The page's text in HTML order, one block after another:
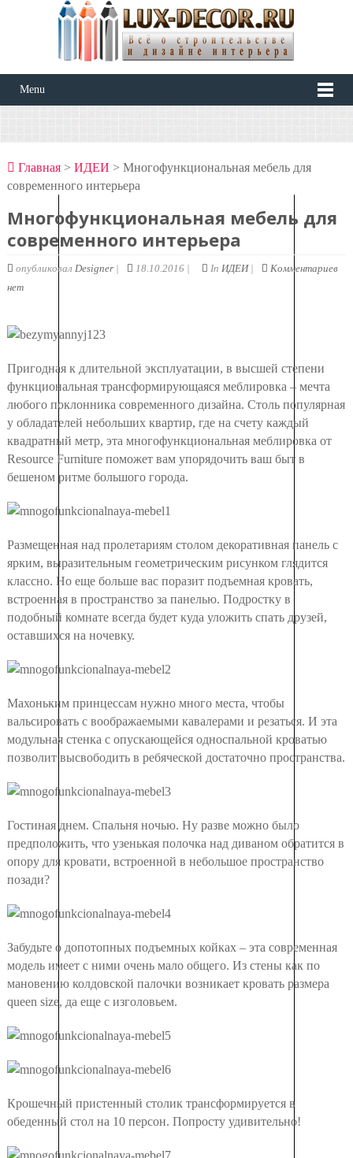
Menu
Главная> ИДЕИ > Многофункциональная мебель для
современного интерьера
Многофункциональная мебель для
современного интерьера
опубликовал Designer| 18.10.2016 | In ИДЕИ|
Комментариев
нет
Пригодная к длительной эксплуатации, в высшей степени
функциональная трансформирующаяся меблировка – мечта
любого поклонника современного дизайна. Столь популярная
у обладателей небольших квартир, где на счету каждый
квадратный метр, эта многофункциональная меблировка от
Resource Furniture поможет вам упорядочить ваш быт в
бешеном ритме большого города.
Размещенная над пролетариям столом декоративная панель с
ярким, выразительным геометрическим рисунком глядится
классно. Но еще больше вас поразит подъемная кровать,
встроенная в пространство за панелью. Подростку в
подобный комнате всегда будет куда уложить спать друзей,
оставшихся на ночевку.
Махоньким принцессам нужно много места, чтобы
вальсировать с воображаемыми кавалерами и резаться. И эта
модульная стенка с опускающейся односпальной кроватью
позволит высвободить в ребяческой достаточно пространства.
Гостиная днем. Спальня ночью. Ну разве можно было
предположить, что узенькая полочка над диваном обратится в
опору для кровати, встроенной в небольшое пространство
позади?
Забудьте о допотопных подъемных койках – эта современная
модель имеет с ними очень мало общего. Из стены как по
мановению колдовской палочки возникает кровать размера
queen size, да еще с изголовьем.
Крошечный пристенный столик трансформируется в
обеденный стол на 10 персон. Попросту удивительно!